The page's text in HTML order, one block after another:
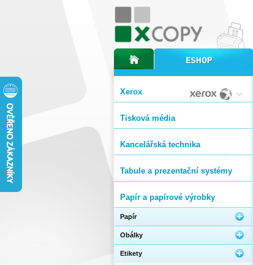
Xerox
Tisková média
Kancelářská technika
Tabule a prezentační systémy
Papír a papírové výrobky
Papír
Obálky
Etikety
úvodní stránka xcopyinternetový obchod xcopy